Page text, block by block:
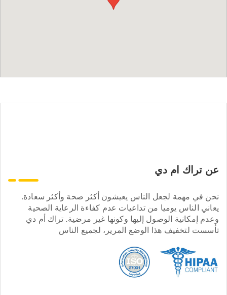
عن تراك ام دي
نحن في مهمة لجعل الناس يعيشون أكثر صحة وأكثر سعادة.
يعاني الناس يوميا من تداعيات عدم كفاءة الرعاية الصحية
وعدم إمكانية الوصول إليها وكونها غير مرضية. تراك أم دي
تأسست لتخفيف هذا الوضع المرير، لجميع الناس